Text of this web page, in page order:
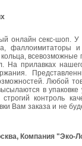
онлайн секс-шоп.
фаллоимитаторы
На прилавках
Любой
в
контроль
Вам заказа и не
Компания "Эко-